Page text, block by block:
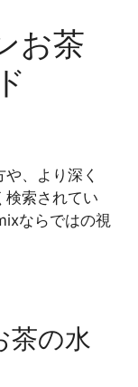
お茶
、より深く
検索されてい
ならではの視
茶の水